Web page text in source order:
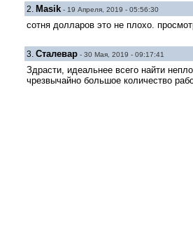
2. Masik- 19 Апреля, 2019 - 05:56:30
сотня долларов это не плохо.
3. Сталевар- 30 Мая, 2019 - 09:17:41
Здрасти, идеальнее всего найти
чрезвычайно большое количество